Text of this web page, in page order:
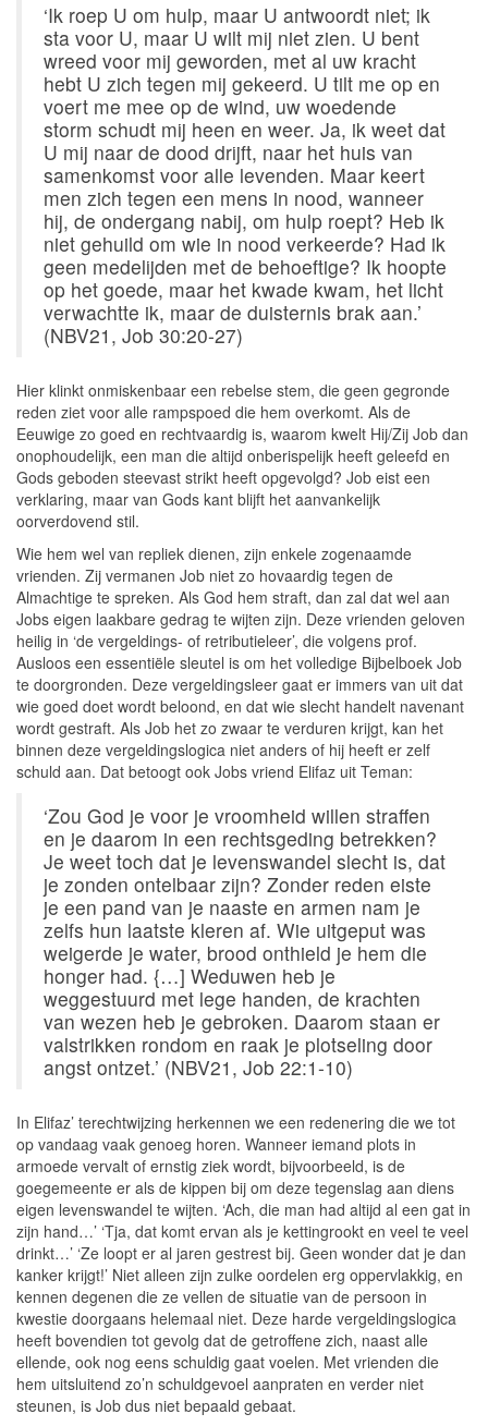
‘Ik roep U om hulp, maar U antwoordt niet; ik
sta voor U, maar U wilt mij niet zien. U bent
wreed voor mij geworden, met al uw kracht
hebt U zich tegen mij gekeerd. U tilt me op en
voert me mee op de wind, uw woedende
storm schudt mij heen en weer. Ja, ik weet dat
U mij naar de dood drijft, naar het huis van
samenkomst voor alle levenden. Maar keert
men zich tegen een mens in nood, wanneer
hij, de ondergang nabij, om hulp roept? Heb ik
niet gehuild om wie in nood verkeerde? Had ik
geen medelijden met de behoeftige? Ik hoopte
op het goede, maar het kwade kwam, het licht
verwachtte ik, maar de duisternis brak aan.’
(NBV21, Job 30:20-27)
Hier klinkt onmiskenbaar een rebelse stem, die geen gegronde
reden ziet voor alle rampspoed die hem overkomt. Als de
Eeuwige zo goed en rechtvaardig is, waarom kwelt Hij/Zij Job dan
onophoudelijk, een man die altijd onberispelijk heeft geleefd en
Gods geboden steevast strikt heeft opgevolgd? Job eist een
verklaring, maar van Gods kant blijft het aanvankelijk
oorverdovend stil.
Wie hem wel van repliek dienen, zijn enkele zogenaamde
vrienden. Zij vermanen Job niet zo hovaardig tegen de
Almachtige te spreken. Als God hem straft, dan zal dat wel aan
Jobs eigen laakbare gedrag te wijten zijn. Deze vrienden geloven
heilig in ‘de vergeldings- of retributieleer’, die volgens prof.
Ausloos een essentiële sleutel is om het volledige Bijbelboek Job
te doorgronden. Deze vergeldingsleer gaat er immers van uit dat
wie goed doet wordt beloond, en dat wie slecht handelt navenant
wordt gestraft. Als Job het zo zwaar te verduren krijgt, kan het
binnen deze vergeldingslogica niet anders of hij heeft er zelf
schuld aan. Dat betoogt ook Jobs vriend Elifaz uit Teman:
‘Zou God je voor je vroomheid willen straffen
en je daarom in een rechtsgeding betrekken?
Je weet toch dat je levenswandel slecht is, dat
je zonden ontelbaar zijn? Zonder reden eiste
je een pand van je naaste en armen nam je
zelfs hun laatste kleren af. Wie uitgeput was
weigerde je water, brood onthield je hem die
honger had. {…] Weduwen heb je
weggestuurd met lege handen, de krachten
van wezen heb je gebroken. Daarom staan er
valstrikken rondom en raak je plotseling door
angst ontzet.’ (NBV21, Job 22:1-10)
In Elifaz’ terechtwijzing herkennen we een redenering die we tot
op vandaag vaak genoeg horen. Wanneer iemand plots in
armoede vervalt of ernstig ziek wordt, bijvoorbeeld, is de
goegemeente er als de kippen bij om deze tegenslag aan diens
eigen levenswandel te wijten. ‘Ach, die man had altijd al een gat in
zijn hand…’ ‘Tja, dat komt ervan als je kettingrookt en veel te veel
drinkt…’ ‘Ze loopt er al jaren gestrest bij. Geen wonder dat je dan
kanker krijgt!’ Niet alleen zijn zulke oordelen erg oppervlakkig, en
kennen degenen die ze vellen de situatie van de persoon in
kwestie doorgaans helemaal niet. Deze harde vergeldingslogica
heeft bovendien tot gevolg dat de getroffene zich, naast alle
ellende, ook nog eens schuldig gaat voelen. Met vrienden die
hem uitsluitend zo’n schuldgevoel aanpraten en verder niet
steunen, is Job dus niet bepaald gebaat.